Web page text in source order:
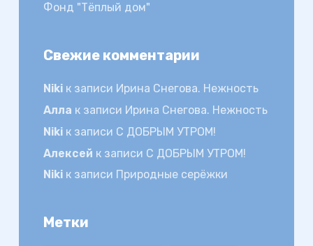
Фонд "Тёплый дом"
Свежие комментарии
Nikiк записи Ирина Снегова. Нежность
Алла к записи Ирина Снегова. Нежность
Nikiк записи С ДОБРЫМ УТРОМ!
Алексей к записи С ДОБРЫМ УТРОМ!
Nikiк записи Природные серёжки
Метки